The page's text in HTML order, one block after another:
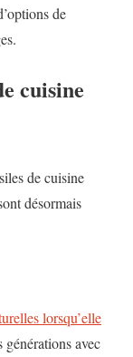
de
cuisine
de cuisine
désormais
lorsqu’elle
générations avec